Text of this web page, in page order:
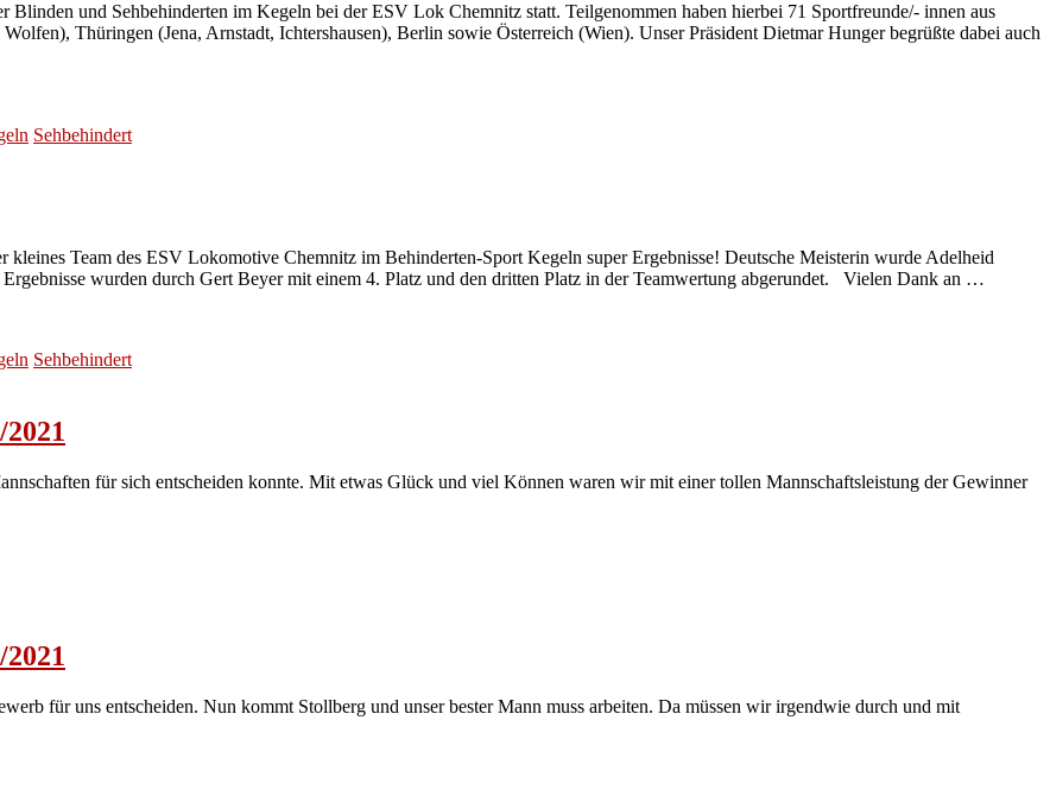
und Sehbehinderten im Kegeln bei der ESV Lok Chemnitz statt. Teilgenommen haben hierbei 71 Sportfreunde/- innen aus
Thüringen (Jena, Arnstadt, Ichtershausen), Berlin sowie Österreich (Wien). Unser Präsident Dietmar Hunger begrüßte dabei auch
Sehbehindert
kleines Team des ESV Lokomotive Chemnitz im Behinderten-Sport Kegeln super Ergebnisse! Deutsche Meisterin wurde Adelheid
wurden durch Gert Beyer mit einem 4. Platz und den dritten Platz in der Teamwertung abgerundet. Vielen Dank an …
Sehbehindert
für sich entscheiden konnte. Mit etwas Glück und viel Können waren wir mit einer tollen Mannschaftsleistung der Gewinner
für uns entscheiden. Nun kommt Stollberg und unser bester Mann muss arbeiten. Da müssen wir irgendwie durch und mit